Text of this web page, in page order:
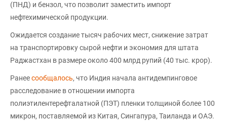
(ПНД) и бензол, что позволит заместить импорт
нефтехимической продукции.
Ожидается создание тысяч рабочих мест, снижение затрат
на транспортировку сырой нефти и экономия для штата
Раджастхан в размере около 400 млрд рупий (40 тыс. крор).
Ранеесообщалось, что Индия начала антидемпинговое
расследование в отношении импорта
полиэтилентерефталатной (ПЭТ) пленки толщиной более 100
микрон, поставляемой из Китая, Сингапура, Таиланда и ОАЭ.